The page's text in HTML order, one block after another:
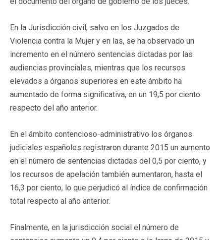
En la Jurisdicción civil, salvo en los Juzgados de
Violencia contra la Mujer y en las, se ha observado un
incremento en el número sentencias dictadas por las
audiencias provinciales, mientras que los recursos
elevados a órganos superiores en este ámbito ha
aumentado de forma significativa, en un 19,5 por ciento
respecto del año anterior.
En el ámbito contencioso-administrativo los órganos
judiciales españoles registraron durante 2015 un aumento
en el número de sentencias dictadas del 0,5 por ciento, y
los recursos de apelación también aumentaron, hasta el
16,3 por ciento, lo que perjudicó al índice de confirmación
total respecto al año anterior.
Finalmente, en la jurisdicción social el número de